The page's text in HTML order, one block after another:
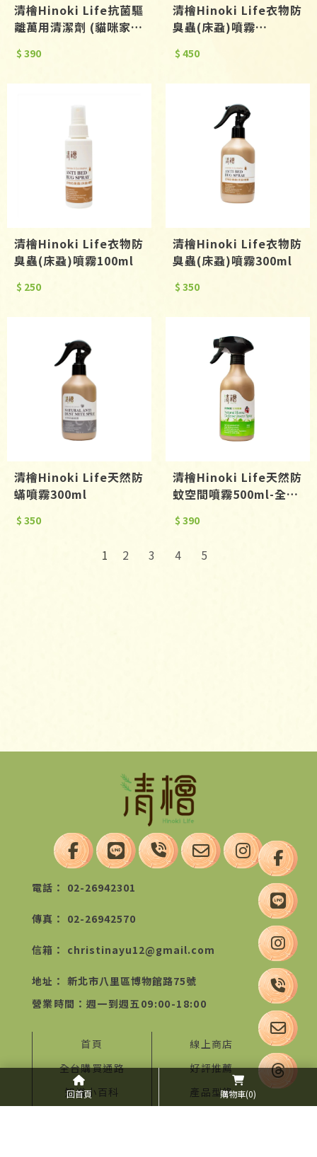
清檜Hinoki Life抗菌驅
離萬用清潔劑 (貓咪家庭
$ 390
清檜Hinoki Life衣物防
臭蟲(床蝨)噴霧
$ 450
清檜Hinoki Life衣物防
臭蟲(床蝨)噴霧100ml
$ 250
清檜Hinoki Life衣物防
臭蟲(床蝨)噴霧300ml
$ 350
清檜Hinoki Life天然防
蟎噴霧300ml
$ 350
清檜Hinoki Life天然防
蚊空間噴霧500ml-全新
$ 390
1 2 3 4 5
回首頁 購物車(0)
02-26942301
02-26942570
christinayu12@gmail.com
新北市八里區博物館路75號
首頁
線上商店
全台購買通路
好評推薦
知識小百科
產品型錄